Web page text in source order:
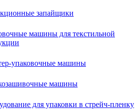
запайщики
машины для текстильной
упаковочные машины
машины
для упаковки в стрейч-пленку